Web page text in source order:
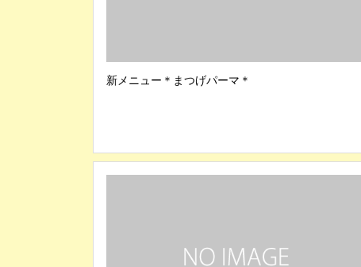
新メニュー＊まつげパーマ＊